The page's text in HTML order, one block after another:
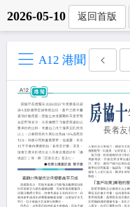
2026-05-10 返回首版
A12 港聞